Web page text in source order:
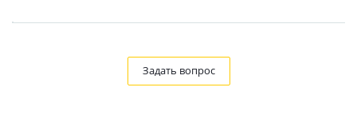
Задать вопрос